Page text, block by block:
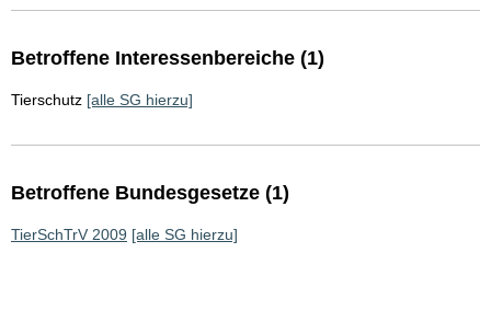
Betroffene Interessenbereiche (1)
Tierschutz [alle SG hierzu]
Betroffene Bundesgesetze (1)
TierSchTrV 2009 [alle SG hierzu]